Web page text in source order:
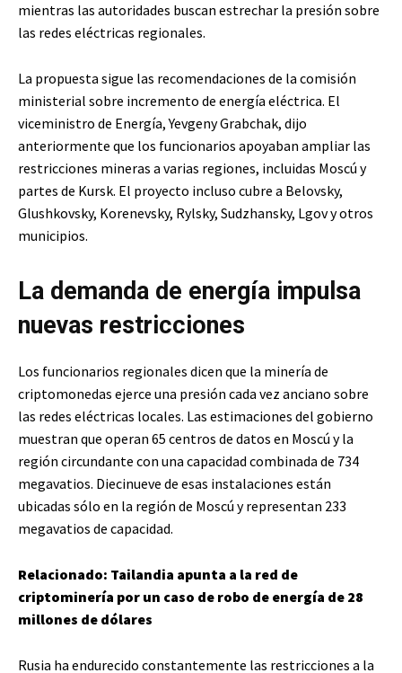
mientras las autoridades buscan estrechar la presión sobre
las redes eléctricas regionales.
La propuesta sigue las recomendaciones de la comisión
ministerial sobre incremento de energía eléctrica. El
viceministro de Energía, Yevgeny Grabchak, dijo
anteriormente que los funcionarios apoyaban ampliar las
restricciones mineras a varias regiones, incluidas Moscú y
partes de Kursk. El proyecto incluso cubre a Belovsky,
Glushkovsky, Korenevsky, Rylsky, Sudzhansky, Lgov y otros
municipios.
La demanda de energía impulsa
nuevas restricciones
Los funcionarios regionales dicen que la minería de
criptomonedas ejerce una presión cada vez anciano sobre
las redes eléctricas locales. Las estimaciones del gobierno
muestran que operan 65 centros de datos en Moscú y la
región circundante con una capacidad combinada de 734
megavatios. Diecinueve de esas instalaciones están
ubicadas sólo en la región de Moscú y representan 233
megavatios de capacidad.
Relacionado: Tailandia apunta a la red de
criptominería por un caso de robo de energía de 28
millones de dólares
Rusia ha endurecido constantemente las restricciones a la